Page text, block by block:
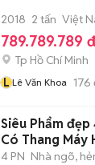
2018 2 tấn Việt
789.789.789 đ
Tp Hồ Chí Minh
L Lê Văn Khoa 176
Siêu Phẩm
Có Thang Máy
25
4 PN Nhà ngõ,